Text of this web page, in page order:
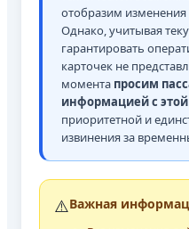
отобразим
Однако, учитывая
гарантировать
карточек не
момента просим
информацией с
приоритетной и
извинения за
⚠️Важная